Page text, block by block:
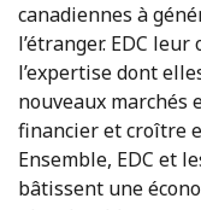
canadiennes à
l’étranger. EDC
l’expertise dont
nouveaux marchés
financier et croître
Ensemble, EDC et
bâtissent une